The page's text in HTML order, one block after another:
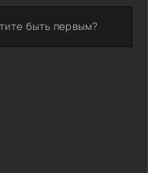
быть первым?